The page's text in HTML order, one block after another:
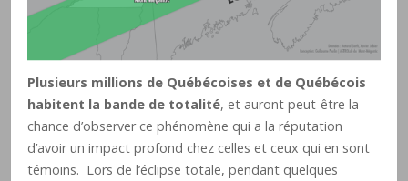
Plusieurs millions de Québécoises et de Québécois
habitent la bande de totalité, et auront peut-être la
chance d’observer ce phénomène qui a la réputation
d’avoir un impact profond chez celles et ceux qui en sont
témoins. Lors de l’éclipse totale, pendant quelques